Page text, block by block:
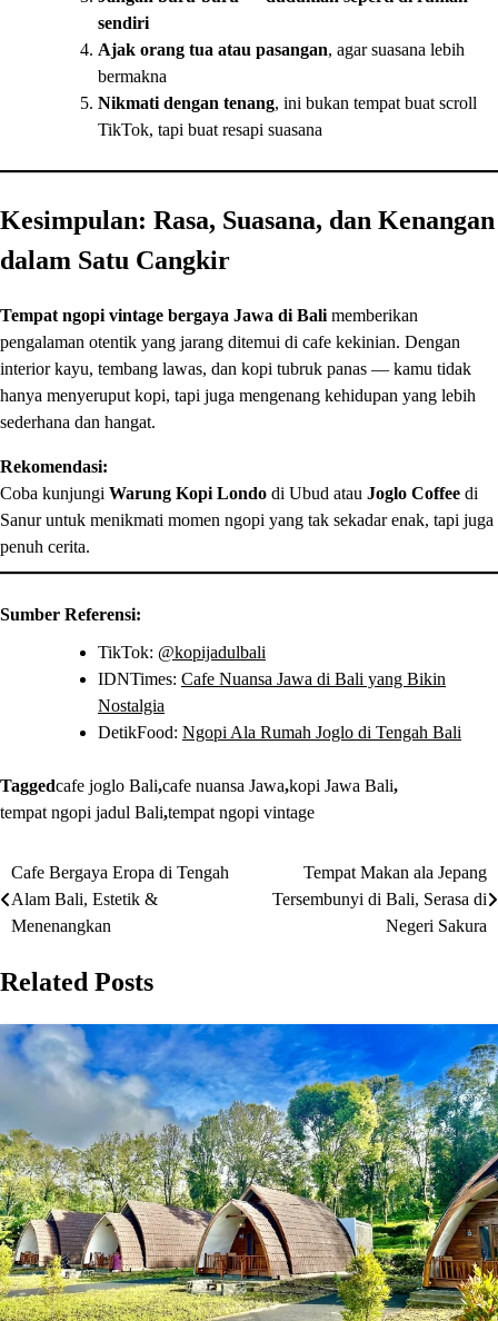
sendiri
Ajak orang tua atau pasangan, agar suasana lebih
bermakna
Nikmati dengan tenang, ini bukan tempat buat scroll
TikTok, tapi buat resapi suasana
Kesimpulan: Rasa, Suasana, dan Kenangan
dalam Satu Cangkir
Tempat ngopi vintage bergaya Jawa di Bali memberikan
pengalaman otentik yang jarang ditemui di cafe kekinian. Dengan
interior kayu, tembang lawas, dan kopi tubruk panas — kamu tidak
hanya menyeruput kopi, tapi juga mengenang kehidupan yang lebih
sederhana dan hangat.
Rekomendasi:
Coba kunjungi Warung Kopi Londo di Ubud atau Joglo Coffee di
Sanur untuk menikmati momen ngopi yang tak sekadar enak, tapi juga
penuh cerita.
Sumber Referensi:
TikTok: @kopijadulbali
IDNTimes: Cafe Nuansa Jawa di Bali yang Bikin
Nostalgia
DetikFood: Ngopi Ala Rumah Joglo di Tengah Bali
Taggedcafe joglo Bali,cafe nuansa Jawa,kopi Jawa Bali,
tempat ngopi jadul Bali,tempat ngopi vintage
Post
navigation
Cafe Bergaya Eropa di Tengah
Alam Bali, Estetik &
Menenangkan
Tempat Makan ala Jepang
Tersembunyi di Bali, Serasa di
Negeri Sakura
Related Posts